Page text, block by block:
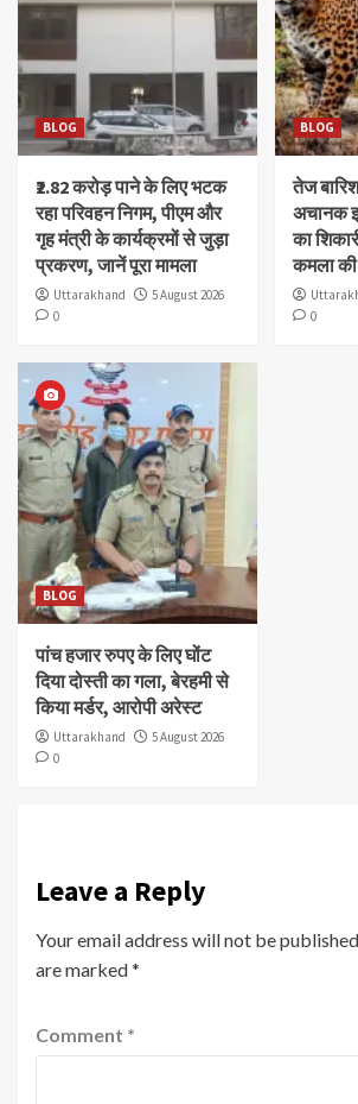
BLOG
₹2.82 करोड़ पाने के लिए भटक
रहा परिवहन निगम, पीएम और
गृह मंत्री के कार्यक्रमों से जुड़ा
प्रकरण, जानें पूरा मामला
Uttarakhand
5 August 2026
0
BLOG
तेज
अचानक
का
कमला
0
BLOG
पांच हजार रुपए के लिए घोंट
दिया दोस्ती का गला, बेरहमी से
किया मर्डर, आरोपी अरेस्ट
Uttarakhand
5 August 2026
0
Leave a Reply
Your email address will not be
are marked*
Comment *